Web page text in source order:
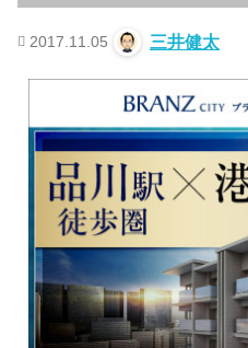
2017.11.05 三井健太